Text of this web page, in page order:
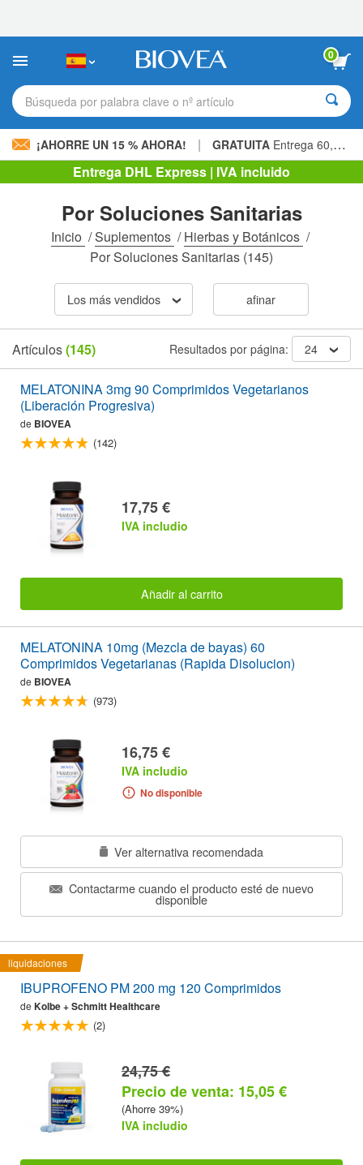
sitio
incluye
sistema
de
0
Búsqueda por palabra clave o nº artículo
¡AHORRE UN 15 % AHORA! | GRATUITA Entrega 60,00 € »
Entrega DHL Express | IVA incluido
Por Soluciones Sanitarias
Inicio /Suplementos /Hierbas y Botánicos /
Por Soluciones Sanitarias (145)
Los más vendidos afinar
Artículos(145) Resultados por página: 24
MELATONINA 3mg 90 Comprimidos Vegetarianos
(Liberación Progresiva)
de BIOVEA
(142)
17,75 €
IVA includio
Añadir al carrito
MELATONINA 10mg (Mezcla de bayas) 60
Comprimidos Vegetarianas (Rapida Disolucion)
de BIOVEA
(973)
16,75 €
IVA includio
No disponible
Ver alternativa recomendada
Contactarme cuando el producto esté de nuevo
disponible
liquidaciones
IBUPROFENO PM 200 mg 120 Comprimidos
de Kolbe + Schmitt Healthcare
(2)
24,75 €
Precio de venta: 15,05 €
(Ahorre 39%)
IVA includio